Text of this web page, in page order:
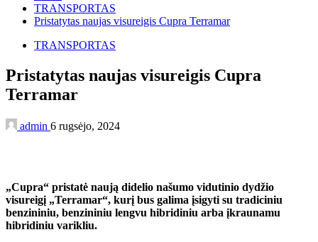
TRANSPORTAS
Pristatytas naujas visureigis Cupra Terramar
TRANSPORTAS
Pristatytas naujas visureigis Cupra
Terramar
admin 6 rugsėjo, 2024
„Cupra“ pristatė naują didelio našumo vidutinio dydžio
visureigį „Terramar“, kurį bus galima įsigyti su tradiciniu
benzininiu, benzininiu lengvu hibridiniu arba įkraunamu
hibridiniu varikliu.